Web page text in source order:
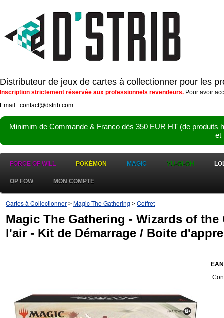
Distributeur de jeux de cartes à collectionner pour les
Inscription strictement réservée aux professionnels revendeurs. Pour avoir
Email : contact@dstrib.com
Minimim de Commande & Franco dès 350 EUR HT (de
et
FORCE OF WILL POKÉMON MAGIC YU-GI-OH
OP FOW MON COMPTE
Cartes à Collectionner > Magic The Gathering > Coffret
Magic The Gathering - Wizards of the
l'air - Kit de Démarrage / Boite